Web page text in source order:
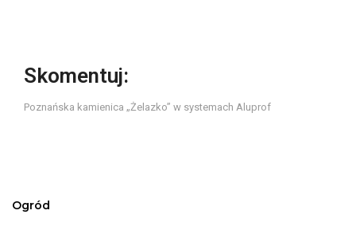
Skomentuj:
Poznańska kamienica „Żelazko” w systemach Aluprof
Ogród